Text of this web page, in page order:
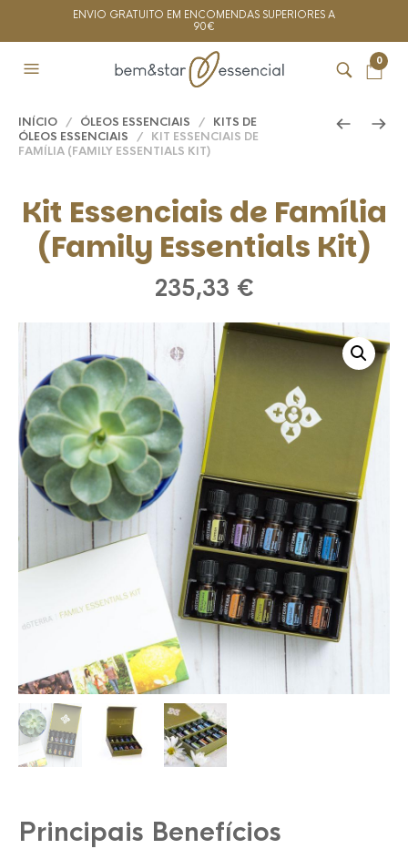
ENVIO GRATUITO EM ENCOMENDAS SUPERIORES A
90€
0
INÍCIO / ÓLEOS ESSENCIAIS / KITS DE
ÓLEOS ESSENCIAIS / KIT ESSENCIAIS DE
FAMÍLIA (FAMILY ESSENTIALS KIT)
Kit Essenciais de Família
(Family Essentials Kit)
235,33 €
Principais Benefícios